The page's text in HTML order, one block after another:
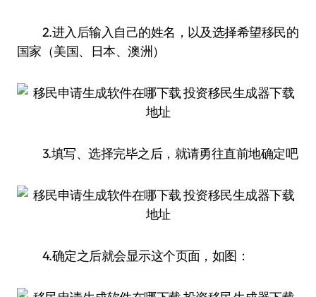
2.进入后输入自己的姓名，以及选择希望移民的
国家（美国、日本、澳洲）
3.填写、选择完毕之后，就请勇往直前地确定吧
4.确定之后就会显示这个页面，如图：